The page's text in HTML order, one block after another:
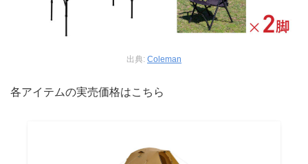
出典: Coleman
各アイテムの実売価格はこちら